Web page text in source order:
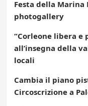
Festa della
photogallery
“Corleone libera e
all’insegna della
locali
Cambia il piano
Circoscrizione a